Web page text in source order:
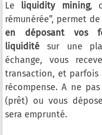
Le liquidity mining,
rémunérée”, permet de
en déposant vos
liquidité sur une
échange, vous
transaction, et parfois
récompense. A ne
(prêt) ou vous
sera emprunté.